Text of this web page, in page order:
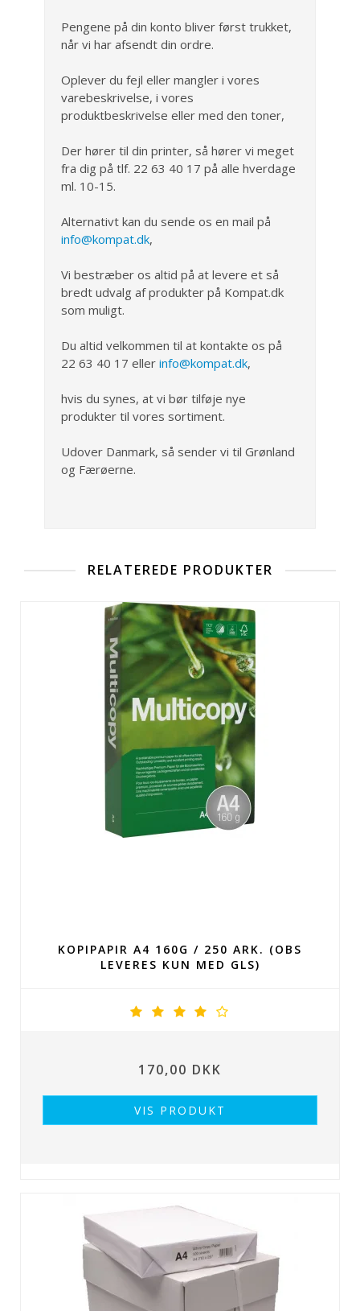
Pengene på din konto bliver først trukket,
når vi har afsendt din ordre.
Oplever du fejl eller mangler i vores
varebeskrivelse, i vores
produktbeskrivelse eller med den toner,
Der hører til din printer, så hører vi meget
fra dig på tlf. 22 63 40 17 på alle hverdage
ml. 10-15.
Alternativt kan du sende os en mail på
info@kompat.dk,
Vi bestræber os altid på at levere et så
bredt udvalg af produkter på Kompat.dk
som muligt.
Du altid velkommen til at kontakte os på
22 63 40 17 eller info@kompat.dk,
hvis du synes, at vi bør tilføje nye
produkter til vores sortiment.
Udover Danmark, så sender vi til Grønland
og Færøerne.
RELATEREDE PRODUKTER
KOPIPAPIR A4 160G / 250 ARK. (OBS
LEVERES KUN MED GLS)
170,00 DKK
VIS PRODUKT